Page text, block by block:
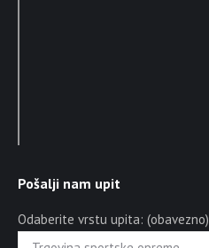
Pošalji nam upit
Odaberite vrstu upita: (obavezno)